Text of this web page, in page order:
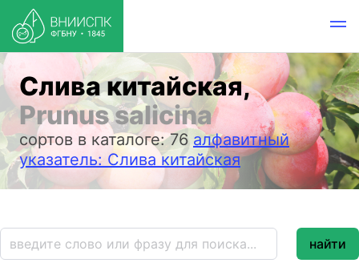
Слива китайская,
Prunus salicina
сортов в каталоге: 76 алфавитный
указатель: Слива китайская
найти